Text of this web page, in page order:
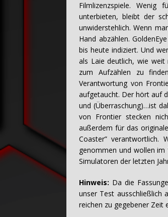
Filmlizenzspiele.
unterbieten, bleibt der
unwiderstehlich. Wenn
Hand abzählen.
bis heute indiziert. Und
als Laie deutlich, wie
zum Aufzählen zu
Verantwortung von
aufgetaucht. Der hört auf
und (Überraschung)…ist
von Frontier stecken
außerdem für das
Coaster” verantwortlich.
genommen und wollen
Simulatoren der letzten
Hinweis: Da die
unser Test ausschließlich
reichen zu gegebener Zeit